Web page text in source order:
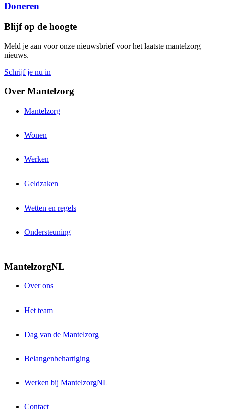
Doneren
Blijf op de hoogte
Meld je aan voor onze nieuwsbrief voor het laatste mantelzorg
nieuws.
Schrijf je nu in
Over Mantelzorg
Mantelzorg
Wonen
Werken
Geldzaken
Wetten en regels
Ondersteuning
MantelzorgNL
Over ons
Het team
Dag van de Mantelzorg
Belangenbehartiging
Werken bij MantelzorgNL
Contact